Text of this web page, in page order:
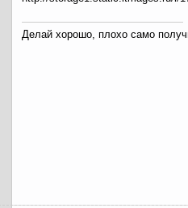
Делай хорошо, плохо само